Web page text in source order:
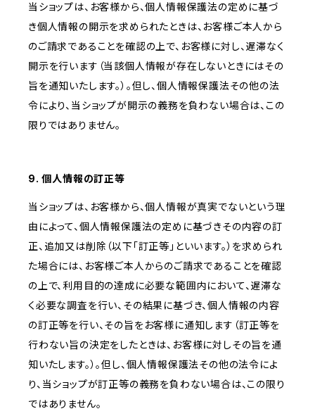
当ショップは、お客様から、個人情報保護法の定めに基づ
き個人情報の開示を求められたときは、お客様ご本人から
のご請求であることを確認の上で、お客様に対し、遅滞なく
開示を行います（当該個人情報が存在しないときにはその
旨を通知いたします。）。但し、個人情報保護法その他の法
令により、当ショップが開示の義務を負わない場合は、この
限りではありません。
9. 個人情報の訂正等
当ショップは、お客様から、個人情報が真実でないという理
由によって、個人情報保護法の定めに基づきその内容の訂
正、追加又は削除（以下「訂正等」といいます。）を求められ
た場合には、お客様ご本人からのご請求であることを確認
の上で、利用目的の達成に必要な範囲内において、遅滞な
く必要な調査を行い、その結果に基づき、個人情報の内容
の訂正等を行い、その旨をお客様に通知します（訂正等を
行わない旨の決定をしたときは、お客様に対しその旨を通
知いたします。）。但し、個人情報保護法その他の法令によ
り、当ショップが訂正等の義務を負わない場合は、この限り
ではありません。